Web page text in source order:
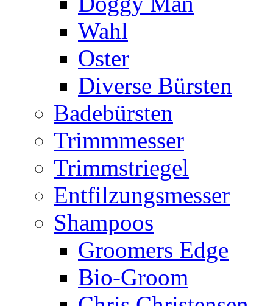
Wahl
Oster
Diverse Bürsten
Badebürsten
Trimmmesser
Trimmstriegel
Entfilzungsmesser
Shampoos
Groomers Edge
Bio-Groom